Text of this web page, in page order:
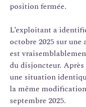
position fermée.
L’exploitant a
octobre 2025 sur
est
du disjoncteur.
une situation
la même
septembre 2025.